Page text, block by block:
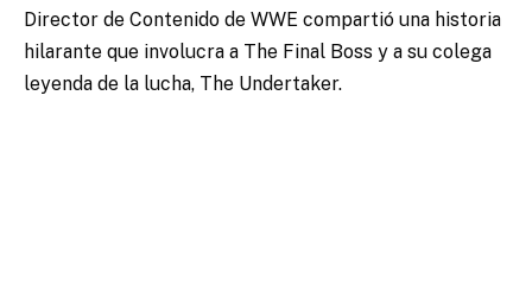
Director de Contenido de WWE compartió una historia
hilarante que involucra a The Final Boss y a su colega
leyenda de la lucha, The Undertaker.